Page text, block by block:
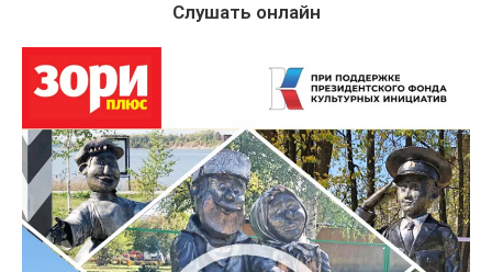
Слушать онлайн